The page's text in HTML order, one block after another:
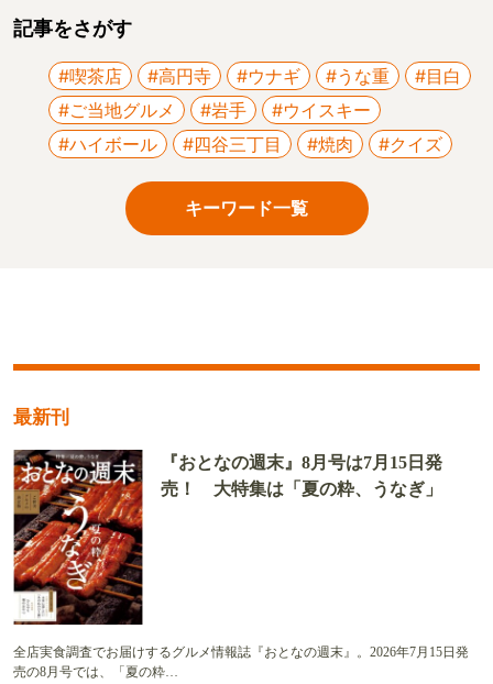
記事をさがす
#喫茶店 #高円寺 #ウナギ #うな重
#目白
#ご当地グルメ
#岩手
#ウイスキー
#ハイボール
#四谷三丁目 #焼肉 #クイズ
キーワード一覧
最新刊
『おとなの週末』8月号は7月15日発
売！ 大特集は「夏の粋、うなぎ」
全店実食調査でお届けするグルメ情報誌『おとなの週末』。2026年7月15日発
売の8月号では、「夏の粋…